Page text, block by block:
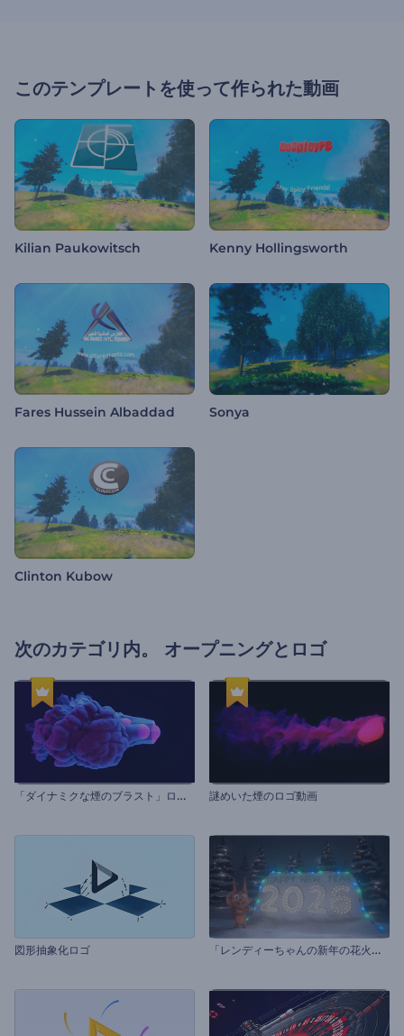
このテンプレートを使って作られた動画
Kilian Paukowitsch Kenny Hollingsworth
Fares Hussein Albaddad Sonya
Clinton Kubow
次のカテゴリ内。 オープニングとロゴ
「
ダイナミクな煙のブラスト」ロゴ動画 謎めいた煙のロゴ動画
図形抽象化ロゴ 「
レンディーちゃんの新年の花火」イントロ動画